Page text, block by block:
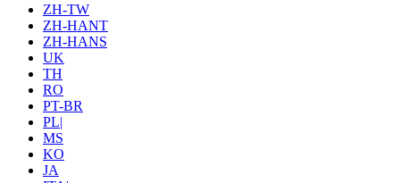
ZH-TW
ZH-HANT
ZH-HANS
UK
TH
RO
PT-BR
PL|
MS
KO
JA